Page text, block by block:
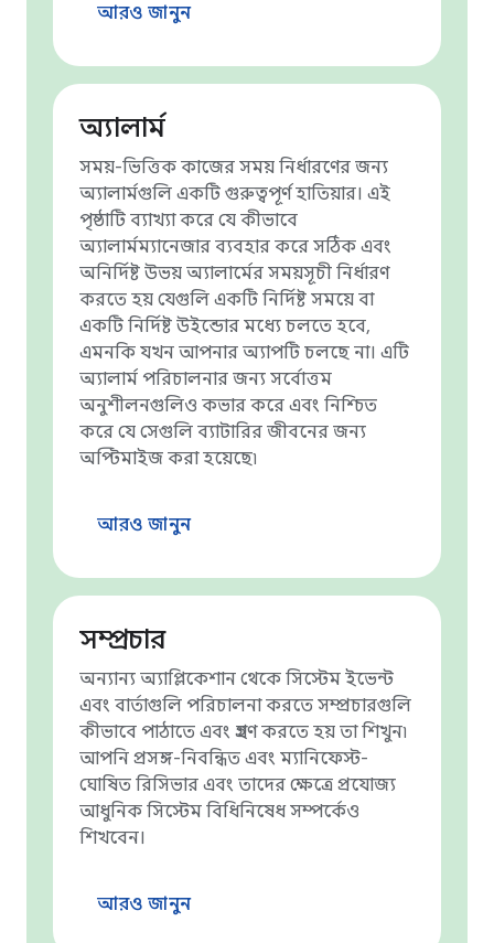
আরও জানুন
অ্যালার্ম
সময়-ভিত্তিক কাজের সময় নির্ধারণের জন্য
অ্যালার্মগুলি একটি গুরুত্বপূর্ণ হাতিয়ার। এই
পৃষ্ঠাটি ব্যাখ্যা করে যে কীভাবে
অ্যালার্মম্যানেজার ব্যবহার করে সঠিক এবং
অনির্দিষ্ট উভয় অ্যালার্মের সময়সূচী নির্ধারণ
করতে হয় যেগুলি একটি নির্দিষ্ট সময়ে বা
একটি নির্দিষ্ট উইন্ডোর মধ্যে চলতে হবে,
এমনকি যখন আপনার অ্যাপটি চলছে না। এটি
অ্যালার্ম পরিচালনার জন্য সর্বোত্তম
অনুশীলনগুলিও কভার করে এবং নিশ্চিত
করে যে সেগুলি ব্যাটারির জীবনের জন্য
অপ্টিমাইজ করা হয়েছে৷
আরও জানুন
সম্প্রচার
অন্যান্য অ্যাপ্লিকেশান থেকে সিস্টেম ইভেন্ট
এবং বার্তাগুলি পরিচালনা করতে সম্প্রচারগুলি
কীভাবে পাঠাতে এবং গ্রহণ করতে হয় তা শিখুন৷
আপনি প্রসঙ্গ-নিবন্ধিত এবং ম্যানিফেস্ট-
ঘোষিত রিসিভার এবং তাদের ক্ষেত্রে প্রযোজ্য
আধুনিক সিস্টেম বিধিনিষেধ সম্পর্কেও
শিখবেন।
আরও জানুন